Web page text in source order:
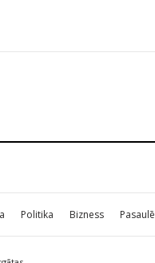
Politika Bizness Pasaulē